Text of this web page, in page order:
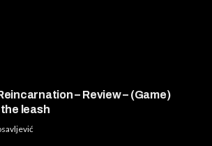
– Review – (Game)
leash